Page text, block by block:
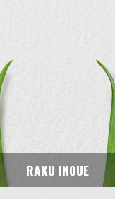
RAKU INOUE